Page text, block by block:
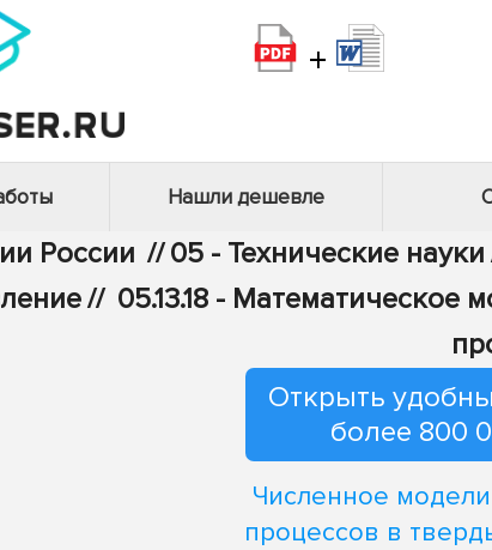
+
Нашли дешевле
России // 05 - Технические науки
// 05.13.18 -
Открыть
более 800
Численное
процессов в